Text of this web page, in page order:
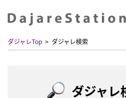
ダジャレTop ダジャレ検索
ダジャレ